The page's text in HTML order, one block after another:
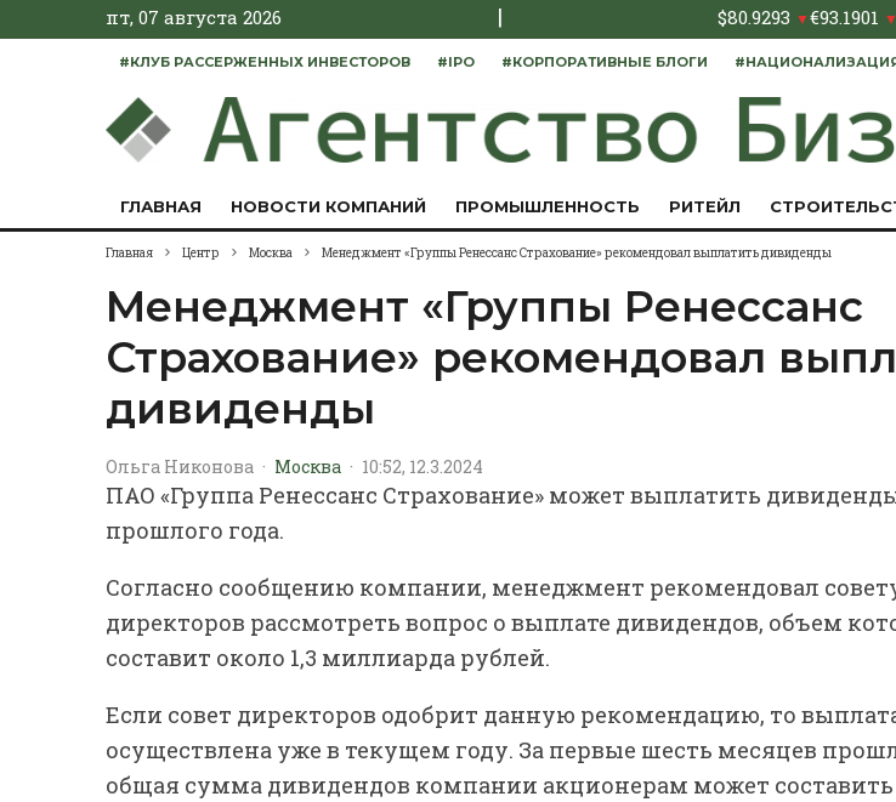
пт, 07 августа 2026 | $80.9293 ▼€93.1901 ▼
#КЛУБ РАССЕРЖЕННЫХ ИНВЕСТОРОВ #IPO #КОРПОРАТИВНЫЕ БЛОГИ
ГЛАВНАЯ НОВОСТИ КОМПАНИЙ ПРОМЫШЛЕННОСТЬ РИТЕЙЛ
Главная Центр Москва Менеджмент «Группы Ренессанс Страхование» рекомендовал выплатить дивиденды
Менеджмент «Группы Ренессанс
Страхование» рекомендовал
дивиденды
Ольга Никонова · Москва · 10:52, 12.3.2024
ПАО «Группа Ренессанс Страхование» может выплатить
прошлого года.
Согласно сообщению компании, менеджмент рекомендовал
директоров рассмотреть вопрос о выплате дивидендов, объем
составит около 1,3 миллиарда рублей.
Если совет директоров одобрит данную рекомендацию, то
осуществлена уже в текущем году. За первые шесть месяцев
общая сумма дивидендов компании акционерам может составить